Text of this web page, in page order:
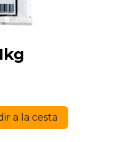
a la cesta